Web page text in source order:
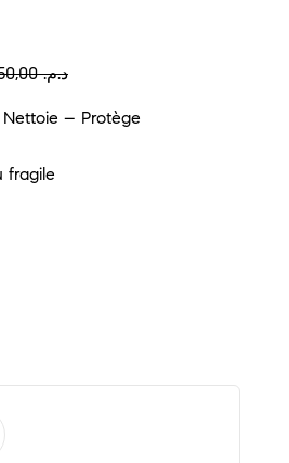
د.م.8.250,00
– Protège
fragile